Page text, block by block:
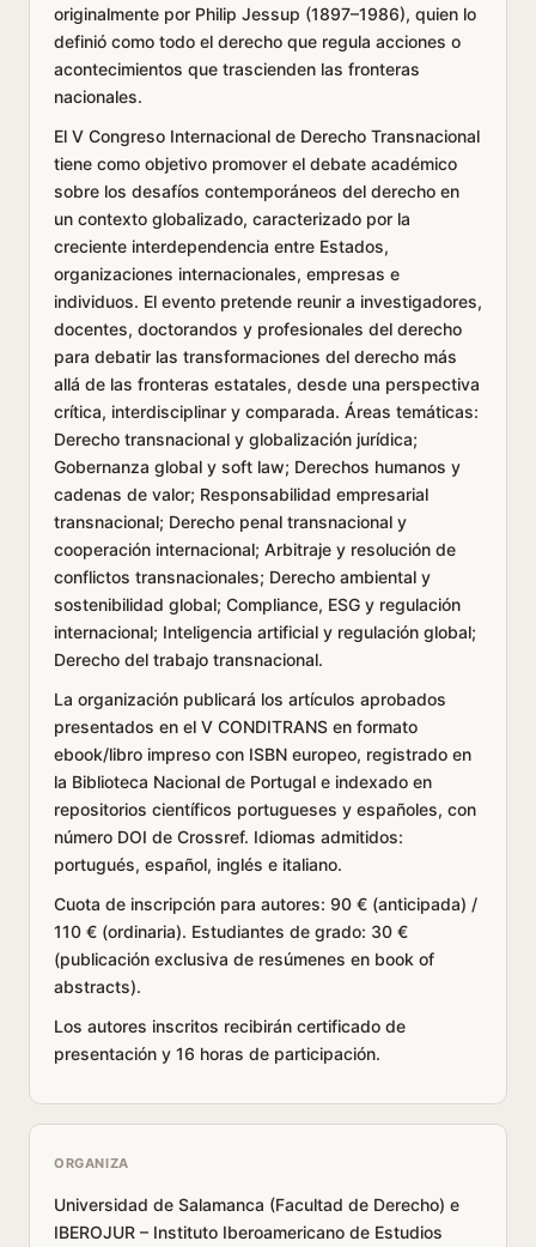
originalmente por Philip Jessup (1897–1986), quien lo
definió como todo el derecho que regula acciones o
acontecimientos que trascienden las fronteras
nacionales.
El V Congreso Internacional de Derecho Transnacional
tiene como objetivo promover el debate académico
sobre los desafíos contemporáneos del derecho en
un contexto globalizado, caracterizado por la
creciente interdependencia entre Estados,
organizaciones internacionales, empresas e
individuos. El evento pretende reunir a investigadores,
docentes, doctorandos y profesionales del derecho
para debatir las transformaciones del derecho más
allá de las fronteras estatales, desde una perspectiva
crítica, interdisciplinar y comparada. Áreas temáticas:
Derecho transnacional y globalización jurídica;
Gobernanza global y soft law; Derechos humanos y
cadenas de valor; Responsabilidad empresarial
transnacional; Derecho penal transnacional y
cooperación internacional; Arbitraje y resolución de
conflictos transnacionales; Derecho ambiental y
sostenibilidad global; Compliance, ESG y regulación
internacional; Inteligencia artificial y regulación global;
Derecho del trabajo transnacional.
La organización publicará los artículos aprobados
presentados en el V CONDITRANS en formato
ebook/libro impreso con ISBN europeo, registrado en
la Biblioteca Nacional de Portugal e indexado en
repositorios científicos portugueses y españoles, con
número DOI de Crossref. Idiomas admitidos:
portugués, español, inglés e italiano.
Cuota de inscripción para autores: 90 € (anticipada) /
110 € (ordinaria). Estudiantes de grado: 30 €
(publicación exclusiva de resúmenes en book of
abstracts).
Los autores inscritos recibirán certificado de
presentación y 16 horas de participación.
ORGANIZA
Universidad de Salamanca (Facultad de Derecho) e
IBEROJUR – Instituto Iberoamericano de Estudios